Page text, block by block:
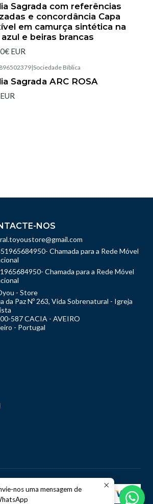
Sagrada com referências
e concordância Capa
em camurça sintética na
e beiras brancas
EUR
|Sociedade Bíblica
Sagrada ARC ROSA
NOS
Chamada para a Rede Móvel
Chamada para a Rede Móvel
- Store
da Paz Nº 263, Vida Sobrenatural - Igreja
587 CACIA - AVEIRO
- Portugal
nos uma mensagem de